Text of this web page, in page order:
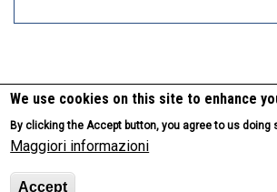
Footer
menu
Contatto Legal notice
We use cookies on this site to enhance
By clicking the Accept button, you agree to us doing
Maggiori informazioni
Accept